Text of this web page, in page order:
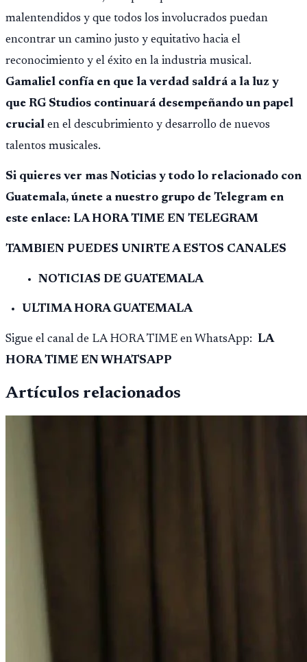
malentendidos y que todos los involucrados puedan
encontrar un camino justo y equitativo hacia el
reconocimiento y el éxito en la industria musical.
Gamaliel confía en que la verdad saldrá a la luz y
que RG Studios continuará desempeñando un papel
crucial en el descubrimiento y desarrollo de nuevos
talentos musicales.
Si quieres ver mas Noticias y todo lo relacionado con
Guatemala, únete a nuestro grupo de Telegram en
este enlace: LA HORA TIME EN TELEGRAM
TAMBIEN PUEDES UNIRTE A ESTOS CANALES
NOTICIAS DE GUATEMALA
ULTIMA HORA GUATEMALA
Sigue el canal de LA HORA TIME en WhatsApp: LA
HORA TIME EN WHATSAPP
Artículos relacionados